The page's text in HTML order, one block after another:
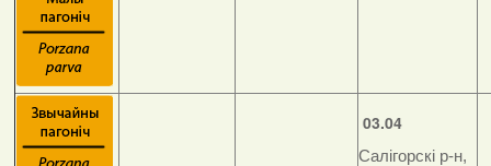
03.04
Салігорскі р-н,